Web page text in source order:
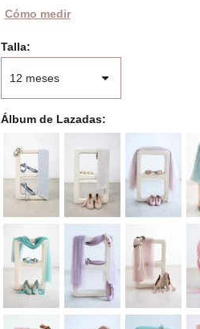
Cómo medir
Talla
Álbum de Lazadas